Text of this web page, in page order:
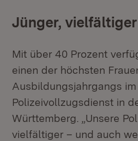
Jünger,
Mit über 40 Prozent
einen der höchsten
Ausbildungsjahrgangs
Polizeivollzugsdienst in
Württemberg. „Unsere
vielfältiger – und auch